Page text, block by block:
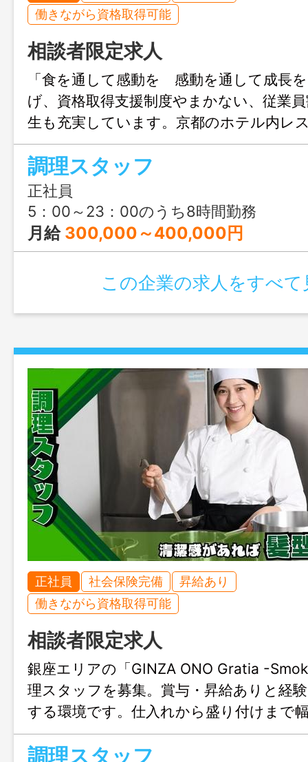
働きながら資格取得可能
相談者限定求人
「食を通して感動を 感動を通して成長
げ、資格取得支援制度やまかない、従業
生も充実しています。京都のホテル内レ
らなる調理技術の向上を目指せる環境で
調理スタッフ
正社員
5：00～23：00のうち8時間勤務
月給 300,000～400,000円
この企業の求人をすべて
正社員 社会保険完備
昇給あり
働きながら資格取得可能
相談者限定求人
銀座エリアの「GINZA ONO Gratia -
理スタッフを募集。賞与・昇給ありと経
する環境です。仕入れから盛り付けまで
がら、さらなる調理スキルを磨くことが
調理スタッフ